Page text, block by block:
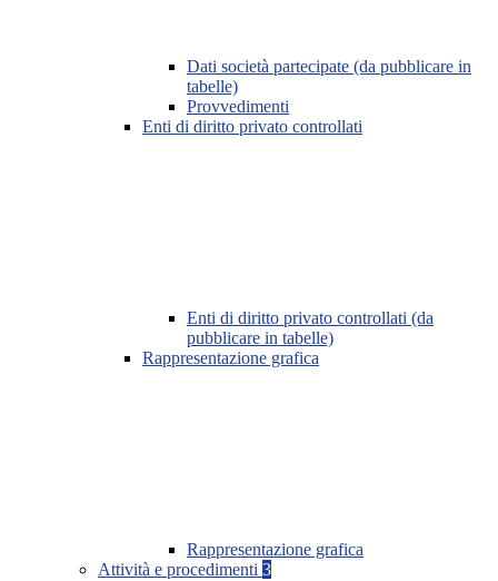
Dati società partecipate (da pubblicare in
tabelle)
Provvedimenti
Enti di diritto privato controllati
Enti di diritto privato controllati (da
pubblicare in tabelle)
Rappresentazione grafica
Rappresentazione grafica
Attività e procedimenti 3